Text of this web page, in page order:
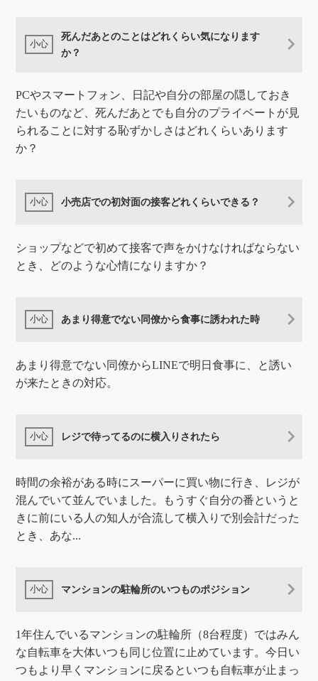
死んだあとのことはどれくらい気になります
か？
PCやスマートフォン、日記や自分の部屋の隠しておき
たいものなど、死んだあとでも自分のプライベートが見
られることに対する恥ずかしさはどれくらいあります
か？
小売店での初対面の接客どれくらいできる？
ショップなどで初めて接客で声をかけなければならない
とき、どのような心情になりますか？
あまり得意でない同僚から食事に誘われた時
あまり得意でない同僚からLINEで明日食事に、と誘い
が来たときの対応。
レジで待ってるのに横入りされたら
時間の余裕がある時にスーパーに買い物に行き、レジが
混んでいて並んでいました。もうすぐ自分の番というと
きに前にいる人の知人が合流して横入りで別会計だった
とき、あな...
マンションの駐輪所のいつものポジション
1年住んでいるマンションの駐輪所（8台程度）ではみん
な自転車を大体いつも同じ位置に止めています。今日い
つもより早くマンションに戻るといつも自転車が止まっ